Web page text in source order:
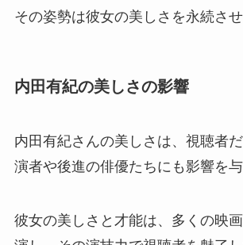
その姿勢は彼女の美しさを永続させ
内田有紀の美しさの影響
内田有紀さんの美しさは、視聴者
演者や後進の俳優たちにも影響を与
彼女の美しさと才能は、多くの映